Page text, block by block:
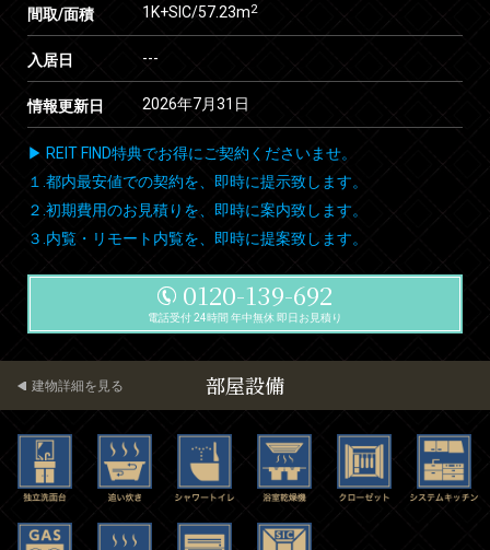
間取/面積 1K+SIC/57.23m2
入居日 ---
情報更新日 2026年7月31日
▶ REIT FIND特典でお得にご契約くださいませ。
１.都内最安値での契約を、即時に提示致します。
２.初期費用のお見積りを、即時に案内致します。
３.内覧・リモート内覧を、即時に提案致します。
0120-139-692
電話受付 24時間 年中無休 即日お見積り
部屋設備
建物詳細を見る